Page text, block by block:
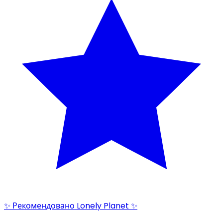
✨ Рекомендовано Lonely Planet ✨